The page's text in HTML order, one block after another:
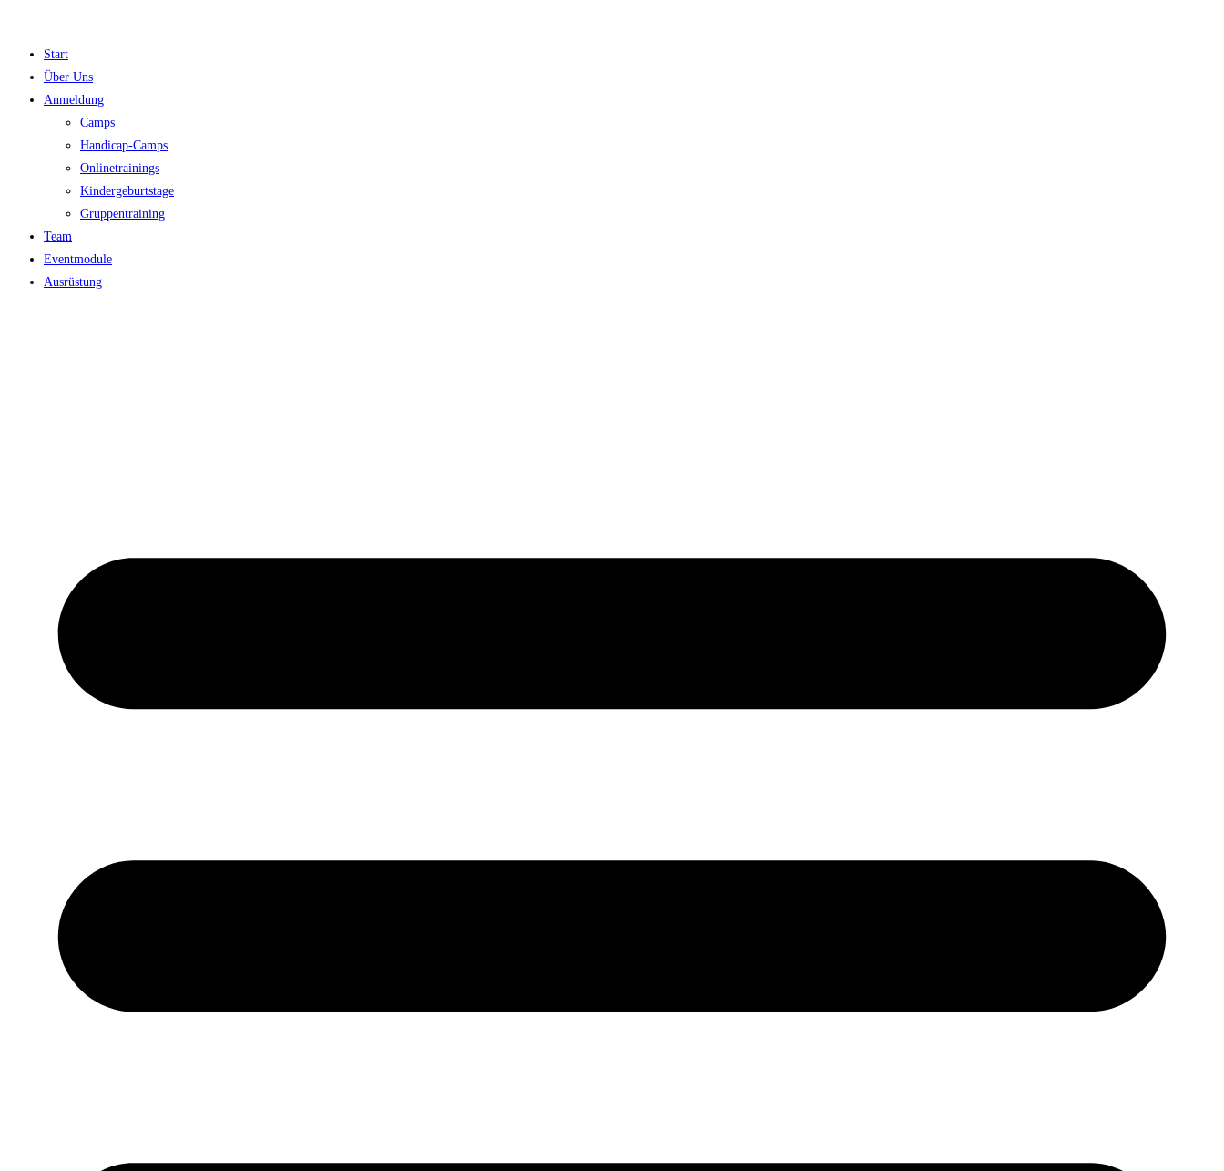
springen
Start
Über Uns
Anmeldung
Camps
Handicap-Camps
Onlinetrainings
Kindergeburtstage
Gruppentraining
Team
Eventmodule
Ausrüstung